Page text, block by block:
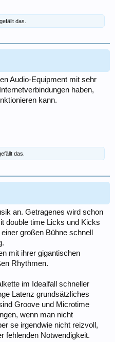
gefällt das.
Audio-Equipment mit sehr
haben,
kann.
das.
an. Getragenes wird schon
double time Licks und Kicks
großen Bühne schnell
mit ihrer gigantischen
Rhythmen.
im Idealfall schneller
Latenz grundsätzliches
Groove und Microtime
wenn man nicht
se irgendwie nicht reizvoll,
fehlenden Notwendigkeit.